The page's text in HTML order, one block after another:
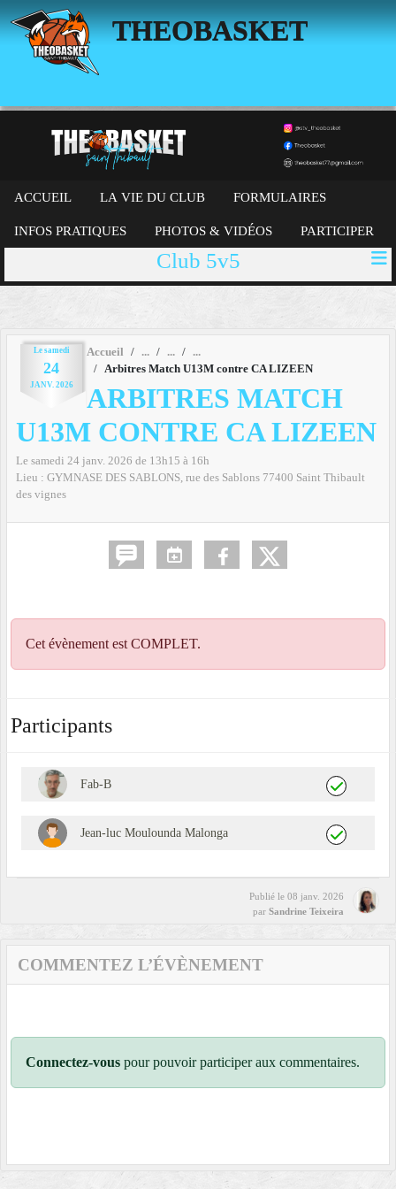
THEOBASKET
ACCUEIL LA VIE DU CLUB FORMULAIRES
INFOS PRATIQUES PHOTOS & VIDÉOS PARTICIPER
Club 5v5
Le samedi
24
JANV. 2026
Accueil
Arbitres Match U13M contre CA LIZEEN
ARBITRES MATCH
U13M CONTRE CA LIZEEN
Le samedi 24 janv. 2026 de 13h15 à 16h
Lieu : GYMNASE DES SABLONS, rue des Sablons 77400 Saint Thibault
des vignes
Cet évènement est COMPLET.
Participants
Fab-B
Jean-luc Moulounda Malonga
Publié le 08 janv. 2026
par Sandrine Teixeira
COMMENTEZ L’ÉVÈNEMENT
Connectez-vous pour pouvoir participer aux commentaires.
Panneau de gestion des cookies